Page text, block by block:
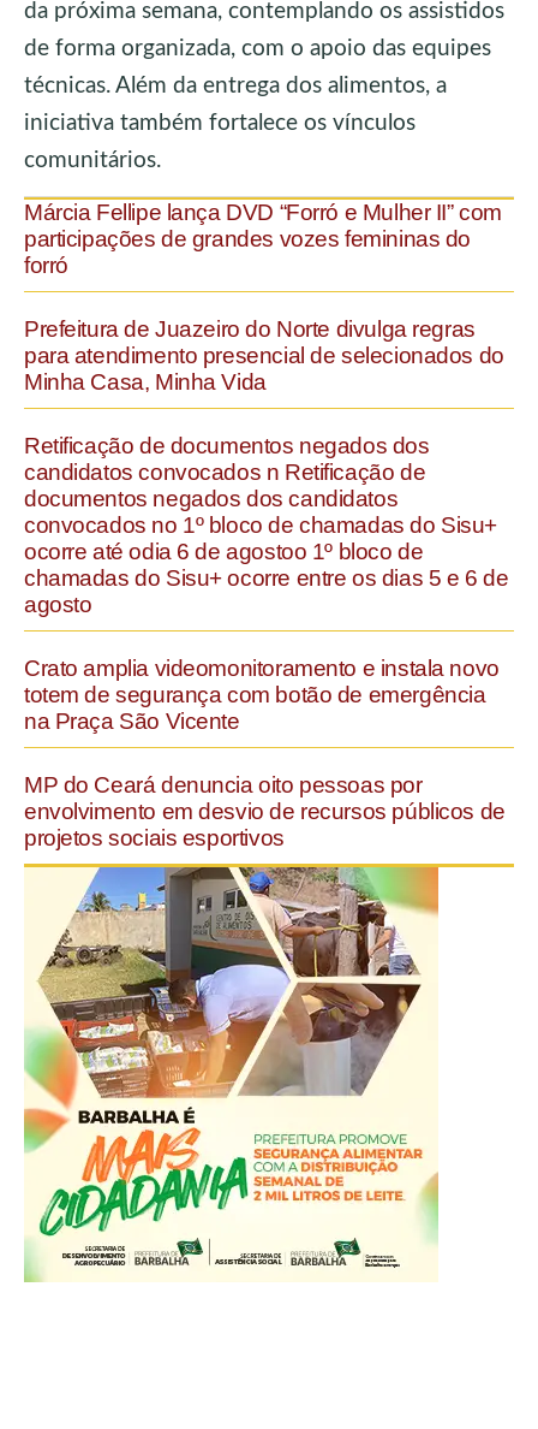
da próxima semana, contemplando os assistidos
de forma organizada, com o apoio das equipes
técnicas. Além da entrega dos alimentos, a
iniciativa também fortalece os vínculos
comunitários.
Márcia Fellipe lança DVD “Forró e Mulher II” com
participações de grandes vozes femininas do
forró
Prefeitura de Juazeiro do Norte divulga regras
para atendimento presencial de selecionados do
Minha Casa, Minha Vida
Retificação de documentos negados dos
candidatos convocados n Retificação de
documentos negados dos candidatos
convocados no 1º bloco de chamadas do Sisu+
ocorre até odia 6 de agostoo 1º bloco de
chamadas do Sisu+ ocorre entre os dias 5 e 6 de
agosto
Crato amplia videomonitoramento e instala novo
totem de segurança com botão de emergência
na Praça São Vicente
MP do Ceará denuncia oito pessoas por
envolvimento em desvio de recursos públicos de
projetos sociais esportivos